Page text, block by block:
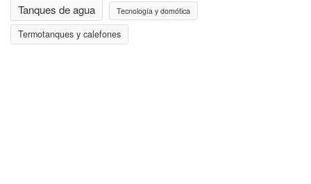
Tanques de agua Tecnología y domótica
Termotanques y calefones